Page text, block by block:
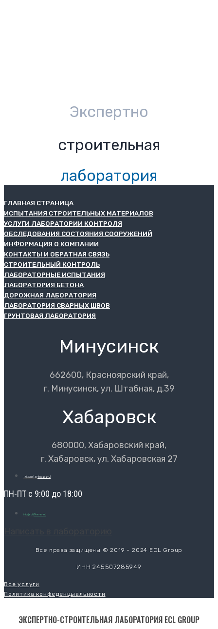
Экспертно
строительная
лаборатория
ГЛАВНАЯ СТРАНИЦА
ИСПЫТАНИЯ СТРОИТЕЛЬНЫХ МАТЕРИАЛОВ
УСЛУГИ ЛАБОРАТОРИИ КОНТРОЛЯ
ОБСЛЕДОВАНИЯ СОСТОЯНИЯ СООРУЖЕНИЙ
ИНФОРМАЦИЯ О КОМПАНИИ
КОНТАКТЫ И ОБРАТНАЯ СВЯЗЬ
СТРОИТЕЛЬНЫЙ КОНТРОЛЬ
ЛАБОРАТОРНЫЕ ИСПЫТАНИЯ
ЛАБОРАТОРИЯ БЕТОНА
ДОРОЖНАЯ ЛАБОРАТОРИЯ
ЛАБОРАТОРИЯ СВАРНЫХ ШВОВ
ГРУНТОВАЯ ЛАБОРАТОРИЯ
Минусинск
662600, Красноярский край,
г. Минусинск, ул. Штабная, д.39
Хабаровск
680000, Хабаровский край,
г. Хабаровск, ул. Хабаровская 27
+7 (3902) 39 [Показать]
ПН-ПТ с 9:00 до 18:00
info@ecl- [Показать]
Все права защищены © 2019 - 2024 ECL Group
ИНН 245507285949
Все услуги
Политика конфеденцыальности
ЭКСПЕРТНО-СТРОИТЕЛЬНАЯ ЛАБОРАТОРИЯ ECL GROUP